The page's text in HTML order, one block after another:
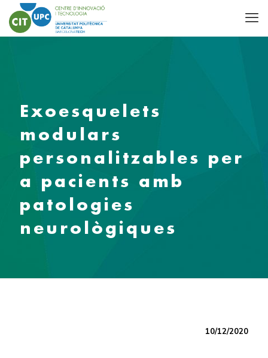
Exoesquelets
modulars
personalitzables per
a pacients amb
patologies
neurològiques
10/12/2020